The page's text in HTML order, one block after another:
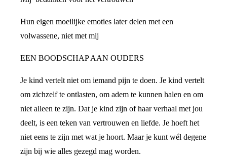
Hun eigen moeilijke emoties later delen met een
volwassene, niet met mij
EEN BOODSCHAP AAN OUDERS
Je kind vertelt niet om iemand pijn te doen. Je kind vertelt
om zichzelf te ontlasten, om adem te kunnen halen en om
niet alleen te zijn. Dat je kind zijn of haar verhaal met jou
deelt, is een teken van vertrouwen en liefde. Je hoeft het
niet eens te zijn met wat je hoort. Maar je kunt wél degene
zijn bij wie alles gezegd mag worden.